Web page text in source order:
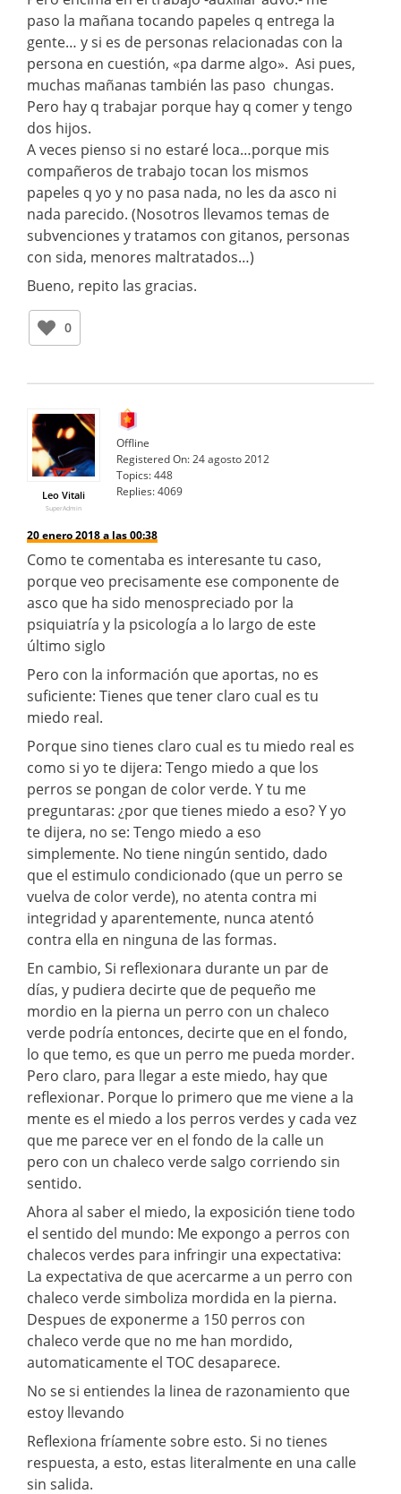
paso la mañana tocando papeles q entrega la
gente… y si es de personas relacionadas con la
persona en cuestión, «pa darme algo». Asi pues,
muchas mañanas también las paso chungas.
Pero hay q trabajar porque hay q comer y tengo
dos hijos.
A veces pienso si no estaré loca…porque mis
compañeros de trabajo tocan los mismos
papeles q yo y no pasa nada, no les da asco ni
nada parecido. (Nosotros llevamos temas de
subvenciones y tratamos con gitanos, personas
con sida, menores maltratados…)
Bueno, repito las gracias.
0
Leo Vitali
SuperAdmin
Offline
Registered On:24 agosto 2012
Topics:448
Replies:4069
20 enero 2018 a las 00:38
Como te comentaba es interesante tu caso,
porque veo precisamente ese componente de
asco que ha sido menospreciado por la
psiquiatría y la psicología a lo largo de este
último siglo
Pero con la información que aportas, no es
suficiente: Tienes que tener claro cual es tu
miedo real.
Porque sino tienes claro cual es tu miedo real es
como si yo te dijera: Tengo miedo a que los
perros se pongan de color verde. Y tu me
preguntaras: ¿por que tienes miedo a eso? Y yo
te dijera, no se: Tengo miedo a eso
simplemente. No tiene ningún sentido, dado
que el estimulo condicionado (que un perro se
vuelva de color verde), no atenta contra mi
integridad y aparentemente, nunca atentó
contra ella en ninguna de las formas.
En cambio, Si reflexionara durante un par de
días, y pudiera decirte que de pequeño me
mordio en la pierna un perro con un chaleco
verde podría entonces, decirte que en el fondo,
lo que temo, es que un perro me pueda morder.
Pero claro, para llegar a este miedo, hay que
reflexionar. Porque lo primero que me viene a la
mente es el miedo a los perros verdes y cada vez
que me parece ver en el fondo de la calle un
pero con un chaleco verde salgo corriendo sin
sentido.
Ahora al saber el miedo, la exposición tiene todo
el sentido del mundo: Me expongo a perros con
chalecos verdes para infringir una expectativa:
La expectativa de que acercarme a un perro con
chaleco verde simboliza mordida en la pierna.
Despues de exponerme a 150 perros con
chaleco verde que no me han mordido,
automaticamente el TOC desaparece.
No se si entiendes la linea de razonamiento que
estoy llevando
Reflexiona fríamente sobre esto. Si no tienes
respuesta, a esto, estas literalmente en una calle
sin salida.